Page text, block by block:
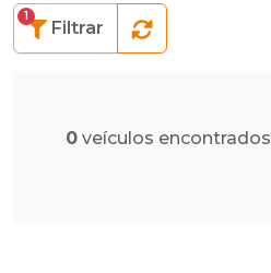
Filtrar
1
0 veículos encontrados